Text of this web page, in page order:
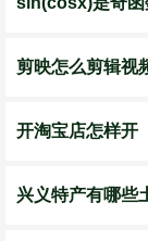
剪映怎么剪辑视
开淘宝店怎样开
兴义特产有哪些